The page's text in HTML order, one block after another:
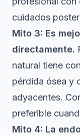
cuidados
Mito 3: Es
directamente.
natural tiene
pérdida ósea y
adyacentes.
preferible
Mito 4: La